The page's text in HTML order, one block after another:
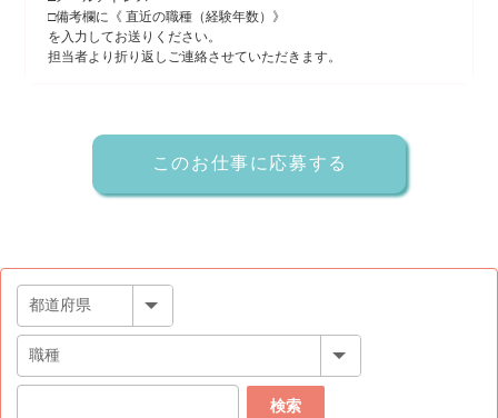
□備考欄に《 直近の職種（経験年数）》
を入力してお送りください。
担当者より折り返しご連絡させていただきます。
検索